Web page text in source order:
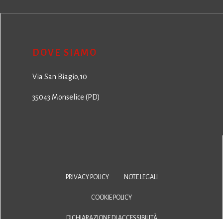
DOVE SIAMO
Via San Biagio,10
35043 Monselice (PD)
PRIVACY POLICY NOTE LEGALI
COOKIE POLICY